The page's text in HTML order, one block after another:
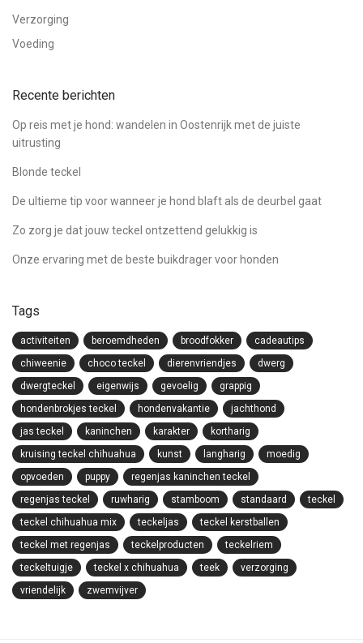
Verzorging
Voeding
Recente berichten
Op reis met je hond: wandelen in Oostenrijk met de juiste
uitrusting
Blonde teckel
De ultieme tip voor wanneer je hond blaft als de deurbel gaat
Zo zorg je dat jouw teckel ontzettend gelukkig is
Onze ervaring met de beste buikdrager voor honden
Tags
activiteiten beroemdheden broodfokker
cadeautips
chiweenie
choco teckel dierenvriendjes
dwerg
dwergteckel
eigenwijs gevoelig
grappig
hondenbrokjes teckel
hondenvakantie
jachthond
jas teckel
kaninchen karakter
kortharig
kruising teckel chihuahua
kunst langharig
moedig
opvoeden
puppy
regenjas kaninchen teckel
regenjas teckel
ruwharig stamboom standaard
teckel
teckel chihuahua mix
teckeljas
teckel kerstballen
teckel met regenjas
teckelproducten
teckelriem
teckeltuigje
teckel x chihuahua teek
verzorging
vriendelijk
zwemvijver